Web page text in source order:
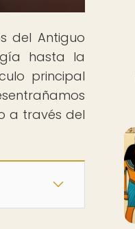
del Antiguo
hasta la
principal
a través del